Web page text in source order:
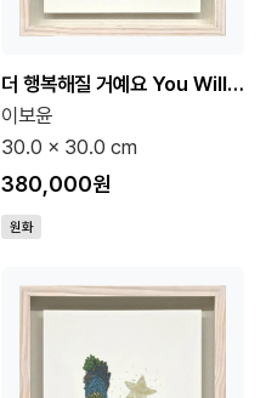
더 행복해질 거예요 You Will Be Happier 6호 (원화)
이보윤
30.0 x 30.0 cm
380,000원
원화